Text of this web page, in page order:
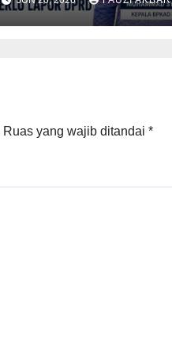
Lapor DPRD
Ruas yang wajib ditandai *